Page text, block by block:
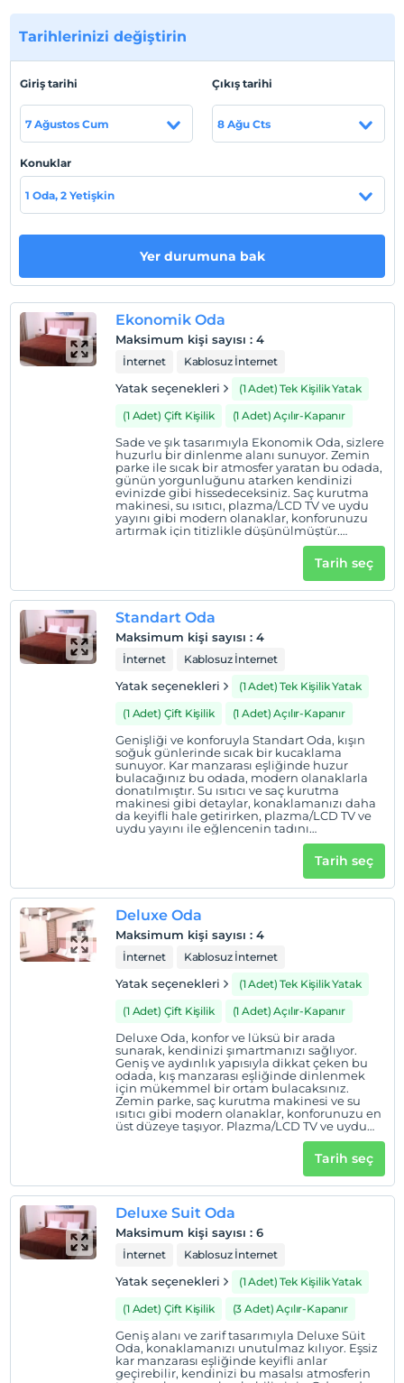
Khione (Metinoğlu Pansiyon) Sarıkamış’ın konforlu
odaları, kışın soğuk günlerinde bile sizi sıcacık bir
kucaklama ile karşılayacak. Her detay titizlikle
düşünülerek tasarlandı; terlikten duşa kabine, kablosuz
internetten oda servisine kadar her şey elinizin altında.
Saç kurutma makinesi, su ısıtıcı ve uydu yayını gibi
olanaklarla evinizin rahatlığını burada bulacaksınız. Kar
ile kendinizi şımartabilirsiniz. Yanınızda sevdiklerinizle
Chalet Khione (Metinoğlu Pansiyon) Sarıkamış’ın
eğlencenin tadını çıkarabilirsiniz. Ancak içeceklerin
ücretli olduğunu unutmayın! Ayrıca, yan bloktaki
otelimizde açık havuz ve kapalı havuz keyfi yapabilir,
soğuk havasında ruhunuzu dinlendirmek için Türk
hamamı ve Spa merkezi hizmetlerimiz sizleri bekliyor.
Hem bedeninize hem de ruhunuza iyi gelecek bu
hizmetlerle kendinizi yenilenmiş hissedeceksiniz.
Chalet Khione (Metinoğlu Pansiyon) Sarıkamış’ın, hijyen
ve konforu ön planda tutarak çamaşırhane, otopark,
genel internet, kuru temizleme, ütü, market, uyandırma
servisi ve vale hizmetleri gibi olanaklarla doludur. Her
şey, konaklamanızın sorunsuz geçmesi için hazır! Kışın
kar beyazı örtüsü altında, Chalet Khione (Metinoğlu
Pansiyon) Sarıkamış’ta sıcak bir atmosferde konaklamak
için sizleri bekliyoruz! Huzur dolu anlar ve unutulmaz bir
tatil deneyimi için buradayız. Gelin, kışın tadını birlikte
çıkaralım!
Tesis lokasyon bilgileri
Haritada Göster
Check/in
En erken saat 14:00 ve sonrası
Check/out
En geç saat 12:00 ve öncesi
Evcil hayvan kabul edilmemektedir.
Odalarda sigara içilmez
2 yaşına kadar olan bebekler ücretsizdir.
Her bir oda için 1. çocuk 6 yaşına kadar ücretsizdir
Her bir oda için 2. çocuk 6 yaşına kadar ücretsizdir
Tarihlerinizi değiştirin
Giriş tarihi
7 Ağustos Cum
Çıkış tarihi
8 Ağu Cts
Konuklar
1 Oda, 2 Yetişkin
Yer durumuna bak
Ekonomik Oda
Maksimum kişi sayısı : 4
İnternet Kablosuz İnternet
Yatak seçenekleri
(1 Adet) Tek Kişilik Yatak
(1 Adet) Çift Kişilik
(1 Adet) Açılır-Kapanır
Sade ve şık tasarımıyla Ekonomik Oda, sizlere
huzurlu bir dinlenme alanı sunuyor. Zemin
parke ile sıcak bir atmosfer yaratan bu odada,
günün yorgunluğunu atarken kendinizi
evinizde gibi hissedeceksiniz. Saç kurutma
makinesi, su ısıtıcı, plazma/LCD TV ve uydu
yayını gibi modern olanaklar, konforunuzu
artırmak için titizlikle düşünülmüştür.
Kablosuz internet (Wi-Fi) ile sevdiklerinizle
bağınızı koparmadan keyifli anlar
yaşayabilirsiniz. Terlikleriniz ve buklet
setinizle birlikte, her şey sizin konforunuz için
hazır! Oda servisi ile dilediğiniz zaman
Metinoğlu Pansiyon (Chalet Khione)
Sarıkamış, kışın kar beyazı örtüsü altında
sıcak bir sığınak sunarak, içten bir sıcaklıkla
sizi kucaklamaya hazır!
Tarih seç
Standart Oda
Maksimum kişi sayısı : 4
İnternet Kablosuz İnternet
Yatak seçenekleri
(1 Adet) Tek Kişilik Yatak
(1 Adet) Çift Kişilik
(1 Adet) Açılır-Kapanır
Genişliği ve konforuyla Standart Oda, kışın
soğuk günlerinde sıcak bir kucaklama
sunuyor. Kar manzarası eşliğinde huzur
bulacağınız bu odada, modern olanaklarla
donatılmıştır. Su ısıtıcı ve saç kurutma
makinesi gibi detaylar, konaklamanızı daha
da keyifli hale getirirken, plazma/LCD TV ve
uydu yayını ile eğlencenin tadını
çıkarabilirsiniz. Geniş bir alanda rahatça
dinlenebilir, kablosuz internet (Wi-Fi) ile
sevdiklerinizle bağlantınızı sürdürebilirsiniz.
Oda servisi ile lezzetli ikramların keyfini
çıkarırken, Metinoğlu Pansiyon (Chalet
parçası olmanın mutluluğunu
yaşayacaksınız!
Tarih seç
Deluxe Oda
Maksimum kişi sayısı : 4
İnternet Kablosuz İnternet
Yatak seçenekleri
(1 Adet) Tek Kişilik Yatak
(1 Adet) Çift Kişilik
(1 Adet) Açılır-Kapanır
Deluxe Oda, konfor ve lüksü bir arada
sunarak, kendinizi şımartmanızı sağlıyor.
Geniş ve aydınlık yapısıyla dikkat çeken bu
odada, kış manzarası eşliğinde dinlenmek
için mükemmel bir ortam bulacaksınız.
Zemin parke, saç kurutma makinesi ve su
ısıtıcı gibi modern olanaklar, konforunuzu en
üst düzeye taşıyor. Plazma/LCD TV ve uydu
yayını ile eğlenceli anlar geçirebilirken,
kablosuz internet (Wi-Fi) ile bağlantınızı
geçirebilirsiniz. Terliklerinizle rahatça
dolaşabilir, oda servisi ile dilediğiniz
Metinoğlu Pansiyon (Chalet Khione)
Sarıkamış, sıcak bir sığınak sunarak, kışın
tadını çıkarmanız için burada!
Tarih seç
Deluxe Suit Oda
Maksimum kişi sayısı : 6
İnternet Kablosuz İnternet
Yatak seçenekleri
(1 Adet) Tek Kişilik Yatak
(1 Adet) Çift Kişilik
(3 Adet) Açılır-Kapanır
Geniş alanı ve zarif tasarımıyla Deluxe Süit
Oda, konaklamanızı unutulmaz kılıyor. Eşsiz
kar manzarası eşliğinde keyifli anlar
geçirebilir, kendinizi bu masalsı atmosferin